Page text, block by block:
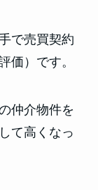
で売買契約
価）です。
仲介物件を
て高くなっ